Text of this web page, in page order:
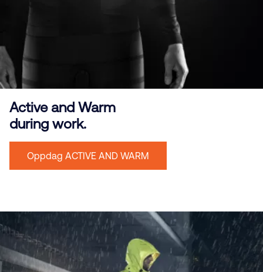
Active and Warm
during work.
Oppdag ACTIVE AND WARM